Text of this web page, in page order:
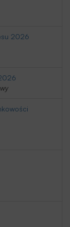
2026